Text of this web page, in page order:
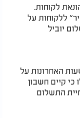
לקוחות.
ללקוחות על
יוביל
האחרונות על
כי קיים חשבון
התשלום